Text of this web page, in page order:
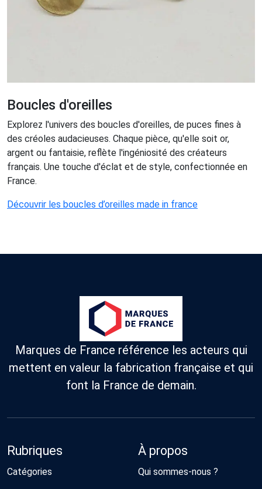
Boucles d'oreilles
Explorez l'univers des boucles d'oreilles, de puces fines à
des créoles audacieuses. Chaque pièce, qu'elle soit or,
argent ou fantaisie, reflète l'ingéniosité des créateurs
français. Une touche d'éclat et de style, confectionnée en
France.
Découvrir les boucles d’oreilles made in france
Marques de France référence les acteurs qui
mettent en valeur la fabrication française et qui
font la France de demain.
Rubriques
Catégories
À propos
Qui sommes-nous ?